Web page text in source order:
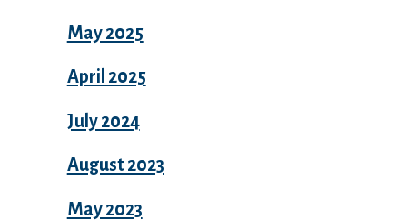
May 2025
April 2025
July 2024
August 2023
May 2023